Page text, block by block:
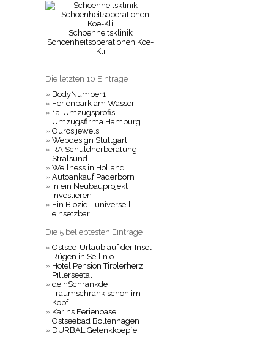
Schoenheitsklinik
Schoenheitsoperationen Koe-
Kli
Die letzten 10 Einträge
» BodyNumber1
» Ferienpark am Wasser
» 1a-Umzugsprofis -
Umzugsfirma Hamburg
» Ouros jewels
» Webdesign Stuttgart
» RA Schuldnerberatung
Stralsund
» Wellness in Holland
» Autoankauf Paderborn
» In ein Neubauprojekt
investieren
» Ein Biozid - universell
einsetzbar
Die 5 beliebtesten Einträge
» Ostsee-Urlaub auf der Insel
Rügen in Sellin o
» Hotel Pension Tirolerherz,
Pillerseetal
» deinSchrankde
Traumschrank schon im
Kopf
» Karins Ferienoase
Ostseebad Boltenhagen
» DURBAL Gelenkkoepfe